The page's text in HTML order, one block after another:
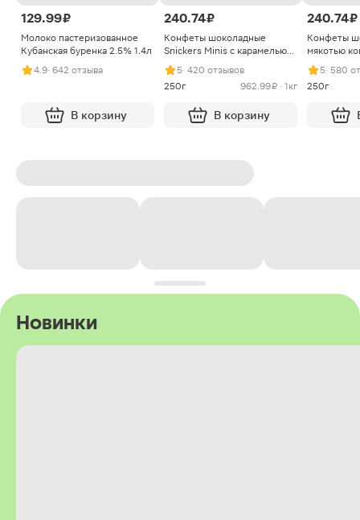
129.99 ₽
Молоко пастеризованное
Кубанская буренка 2.5% 1.4л
4.9· 642 отзыва
В корзину
240.74 ₽
Конфеты шоколадные
Snickers Minis с карамелью
арахисом и нугой
5· 420 отзывов
250г
962.99 ₽ · 1кг
В корзину
240.74 ₽
Конфеты
мякотью
5· 580
250г
Новинки